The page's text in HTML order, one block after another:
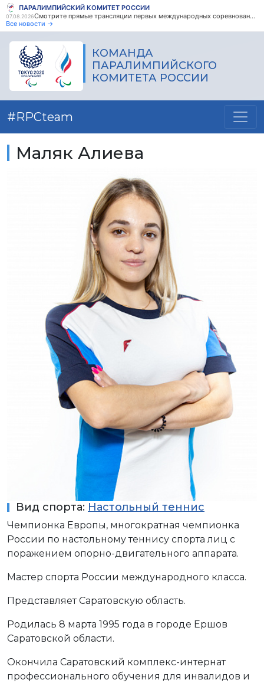
ПАРАЛИМПИЙСКИЙ КОМИТЕТ РОССИИ
07.08.2026
Смотрите прямые трансляции первых международных соревнований по парапауэрлифтингу среди ветеранов боевых действий!
Все новости →
КОМАНДА
ПАРАЛИМПИЙСКОГО
КОМИТЕТА РОССИИ
#RPCteam
Маляк Алиева
Вид спорта: Настольный теннис
Чемпионка Европы, многократная чемпионка
России по настольному теннису спорта лиц с
поражением опорно-двигательного аппарата.
Мастер спорта России международного класса.
Представляет Саратовскую область.
Родилась 8 марта 1995 года в городе Ершов
Саратовской области.
Окончила Саратовский комплекс-интернат
профессионального обучения для инвалидов и